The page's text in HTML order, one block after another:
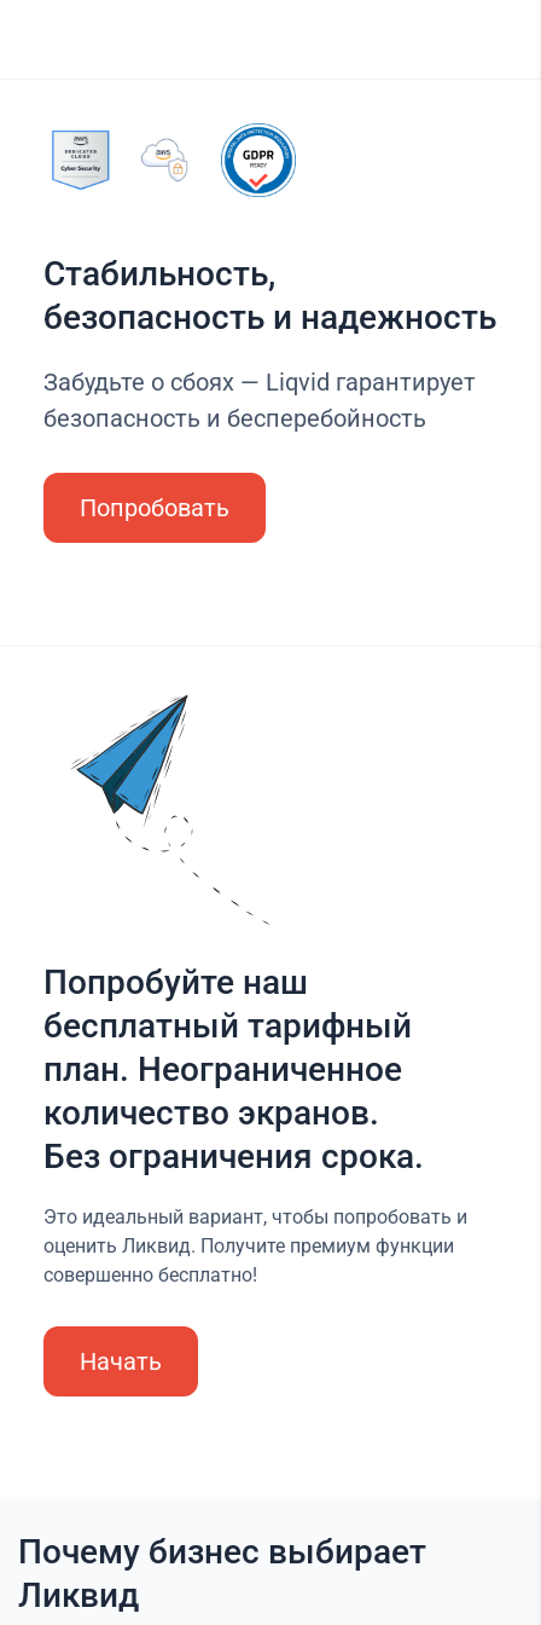
Стабильность,
безопасность и надежность
Забудьте о сбоях — Liqvid гарантирует
безопасность и бесперебойность
Попробовать
Попробуйте наш
бесплатный тарифный
план. Неограниченное
количество экранов.
Без ограничения срока.
Это идеальный вариант, чтобы попробовать и
оценить Ликвид. Получите премиум функции
совершенно бесплатно!
Начать
Почему бизнес выбирает
Ликвид